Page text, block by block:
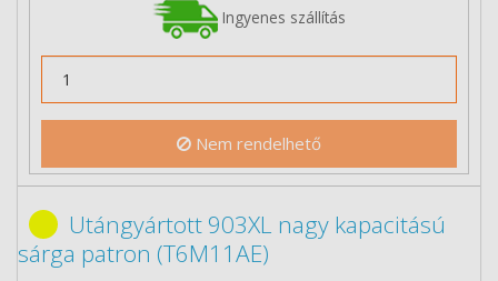
Ingyenes szállítás
Nem rendelhető
Utángyártott 903XL nagy kapacitású
sárga patron (T6M11AE)